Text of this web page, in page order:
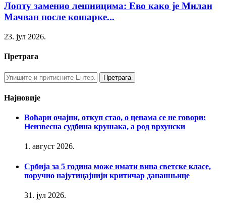
Лопту заменио лешницима: Ево како је Милан
Мачван после кошарке...
23. јул 2026.
Претрага
Најновије
Воћари очајни, откуп стао, о ценама се не говори:
Неизвесна судбина крушака, а род врхунски
1. август 2026.
Србија за 5 година може имати вина светске класе,
поручио најутицајнији критичар данашњице
31. јул 2026.